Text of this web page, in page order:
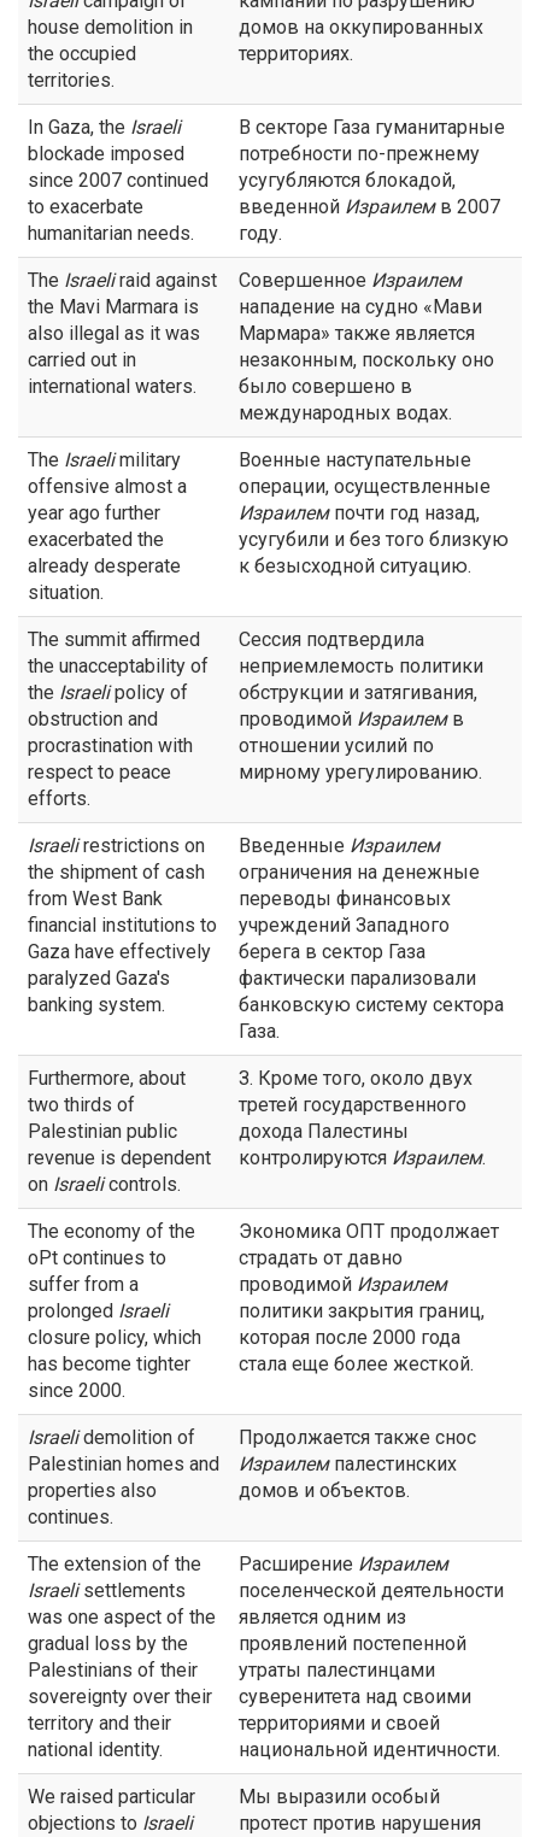
house demolition in
the occupied
territories.
домов на оккупированных
территориях.
In Gaza, the Israeli
blockade imposed
since 2007 continued
to exacerbate
humanitarian needs.
В секторе Газа гуманитарные
потребности по-прежнему
усугубляются блокадой,
введенной Израилемв 2007
году.
The Israeliraid against
the Mavi Marmara is
also illegal as it was
carried out in
international waters.
Совершенное Израилем
нападение на судно «Мави
Мармара» также является
незаконным, поскольку оно
было совершено в
международных водах.
The Israelimilitary
offensive almost a
year ago further
exacerbated the
already desperate
situation.
Военные наступательные
операции, осуществленные
Израилемпочти год назад,
усугубили и без того близкую
к безысходной ситуацию.
The summit affirmed
the unacceptability of
the Israelipolicy of
obstruction and
procrastination with
respect to peace
efforts.
Сессия подтвердила
неприемлемость политики
обструкции и затягивания,
проводимой Израилемв
отношении усилий по
мирному урегулированию.
Israelirestrictions on
the shipment of cash
from West Bank
financial institutions to
Gaza have effectively
paralyzed Gaza's
banking system.
Введенные Израилем
ограничения на денежные
переводы финансовых
учреждений Западного
берега в сектор Газа
фактически парализовали
банковскую систему сектора
Газа.
Furthermore, about
two thirds of
Palestinian public
revenue is dependent
on Israelicontrols.
З. Кроме того, около двух
третей государственного
дохода Палестины
контролируются Израилем.
The economy of the
oPt continues to
suffer from a
prolonged Israeli
closure policy, which
has become tighter
since 2000.
Экономика ОПТ продолжает
страдать от давно
проводимой Израилем
политики закрытия границ,
которая после 2000 года
стала еще более жесткой.
Israelidemolition of
Palestinian homes and
properties also
continues.
Продолжается также снос
Израилемпалестинских
домов и объектов.
The extension of the
Israelisettlements
was one aspect of the
gradual loss by the
Palestinians of their
sovereignty over their
territory and their
national identity.
Расширение Израилем
поселенческой деятельности
является одним из
проявлений постепенной
утраты палестинцами
суверенитета над своими
территориями и своей
национальной идентичности.
We raised particular
objections to Israeli
Мы выразили особый
протест против нарушения